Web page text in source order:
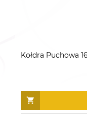
Kołdra Puchowa